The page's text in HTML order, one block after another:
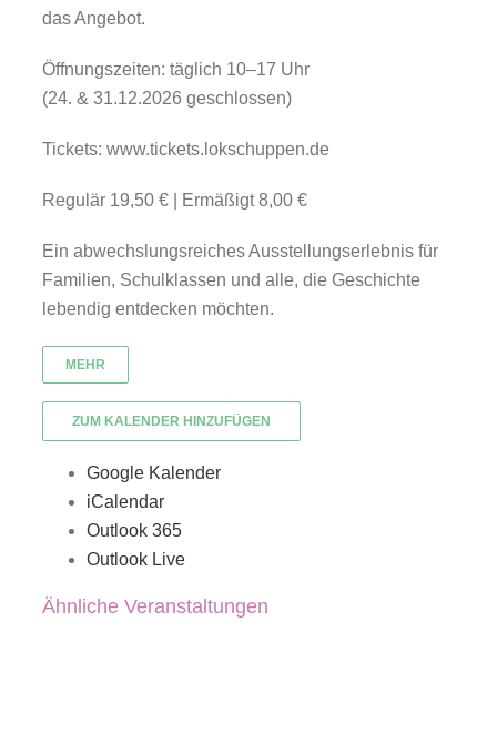
das Angebot.
Öffnungszeiten: täglich 10–17 Uhr
(24. & 31.12.2026 geschlossen)
Tickets: www.tickets.lokschuppen.de
Regulär 19,50 € | Ermäßigt 8,00 €
Ein abwechslungsreiches Ausstellungserlebnis für
Familien, Schulklassen und alle, die Geschichte
lebendig entdecken möchten.
MEHR
ZUM KALENDER HINZUFÜGEN
Google Kalender
iCalendar
Outlook 365
Outlook Live
Ähnliche Veranstaltungen